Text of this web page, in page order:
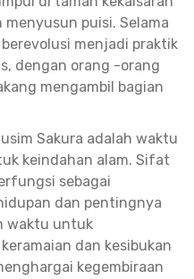
puisi. Selama
menjadi praktik
dengan orang -orang
mengambil bagian
Sakura adalah waktu
keindahan alam. Sifat
sebagai
dan pentingnya
waktu untuk
dan kesibukan
kegembiraan